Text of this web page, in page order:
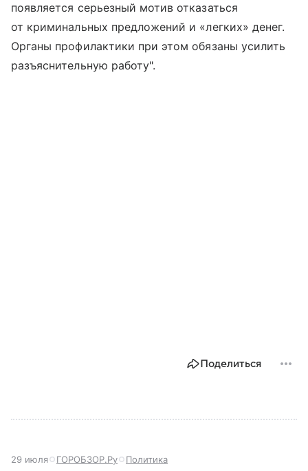
появляется серьезный мотив отказаться
от криминальных предложений и «легких» денег.
Органы профилактики при этом обязаны усилить
разъяснительную работу".
Поделиться
29 июля ГОРОБЗОР.Ру Политика